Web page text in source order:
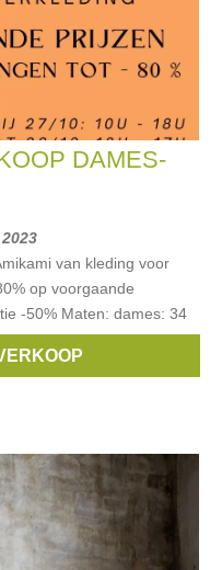
DAMES-
van kleding voor
op voorgaande
-50% Maten: dames: 34
& Bones,